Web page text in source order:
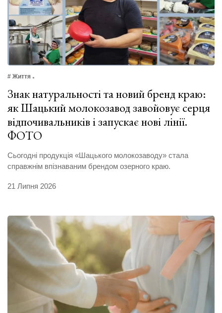
# Життя
Знак натуральності та новий бренд краю:
як Шацький молокозавод завойовує серця
відпочивальників і запускає нові лінії.
ФОТО
Сьогодні продукція «Шацького молокозаводу» стала
справжнім впізнаваним брендом озерного краю.
21 Липня 2026